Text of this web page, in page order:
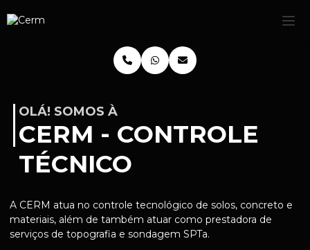
OLÁ! SOMOS À
CERM - CONTROLE
TÉCNICO
A CERM atua no controle tecnológico de solos, concreto e
materiais, além de também atuar como prestadora de
serviços de topografia e sondagem SPTa.